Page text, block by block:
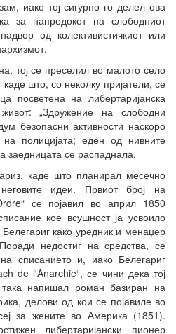
иако тој сигурно го делел ова
за напредокот на слободниот
од колективистичкиот или
тој се преселил во малото село
што, со неколку пријатели, се
посветена на либертаријанска
„Здружение на слободни
безопасни активности наскоро
полицијата; еден од нивните
заедницата се распаднала.
каде што планирал месечно
идеи. Првиот број на
се појавил во април 1850
кое всушност ја усвоило
Белегариг како уредник и менаџер
недостиг на средства, се
списанието и, иако Белегариг
de l'Anarchie“, се чини дека тој
напишал роман базиран на
делови од кои се појавиле во
за жените во Америка (1851).
либертаријански пионер